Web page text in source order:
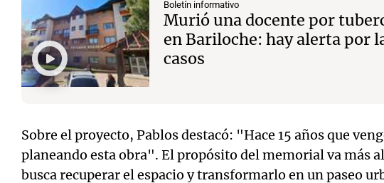
Boletín informativo
Murió una docente por
en Bariloche: hay alerta por
casos
Sobre el proyecto, Pablos destacó: "Hace 15 años que
planeando esta obra". El propósito del memorial va más
busca recuperar el espacio y transformarlo en un paseo